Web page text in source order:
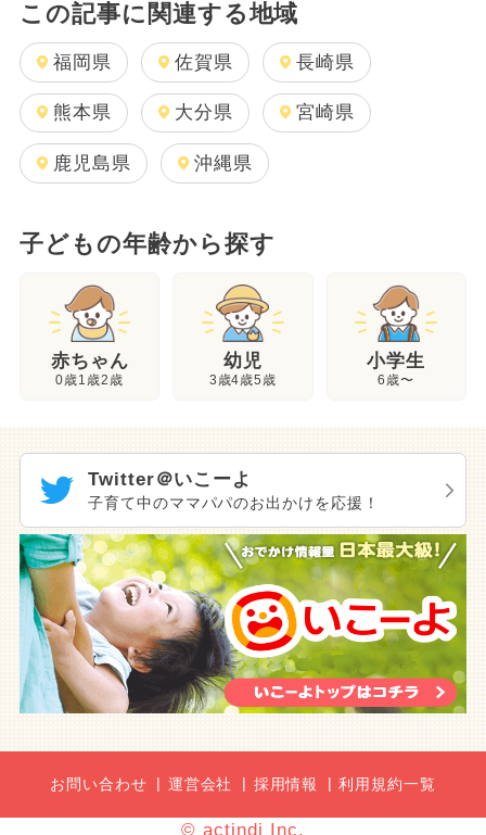
この記事に関連する地域
福岡県 佐賀県 長崎県
熊本県 大分県 宮崎県
鹿児島県 沖縄県
子どもの年齢から探す
赤ちゃん
0歳1歳2歳
幼児
3歳4歳5歳
小学生
6歳〜
Twitter＠いこーよ
子育て中のママパパのお出かけを応援！
お問い合わせ 運営会社 採用情報 利用規約一覧
© actindi Inc.